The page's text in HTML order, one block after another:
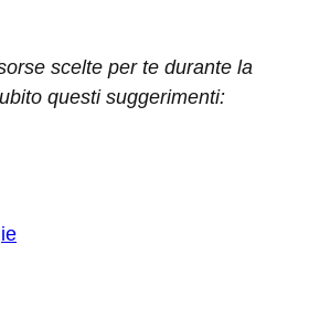
scelte per te durante la
questi suggerimenti: